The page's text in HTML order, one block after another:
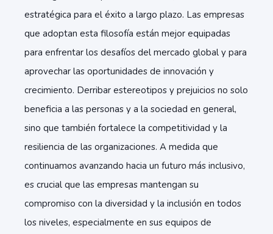
estratégica para el éxito a largo plazo. Las empresas
que adoptan esta filosofía están mejor equipadas
para enfrentar los desafíos del mercado global y para
aprovechar las oportunidades de innovación y
crecimiento. Derribar estereotipos y prejuicios no solo
beneficia a las personas y a la sociedad en general,
sino que también fortalece la competitividad y la
resiliencia de las organizaciones. A medida que
continuamos avanzando hacia un futuro más inclusivo,
es crucial que las empresas mantengan su
compromiso con la diversidad y la inclusión en todos
los niveles, especialmente en sus equipos de